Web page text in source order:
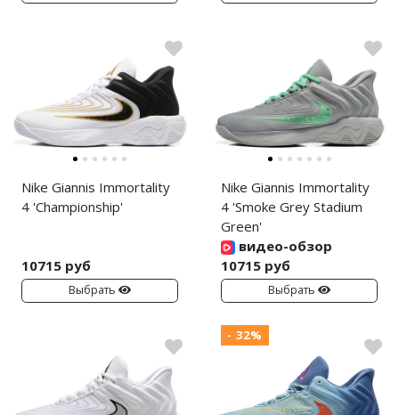
Nike Giannis Immortality
4 'Championship'
10715 руб
Выбрать
Nike Giannis Immortality
4 'Smoke Grey Stadium
Green'
видео-обзор
10715 руб
Выбрать
- 32%
Air Jordan 15
Air Jordan 23